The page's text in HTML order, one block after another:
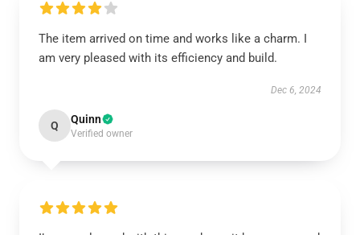
The item arrived on time and works like a charm. I
am very pleased with its efficiency and build.
Dec 6, 2024
Q Quinn
Verified owner